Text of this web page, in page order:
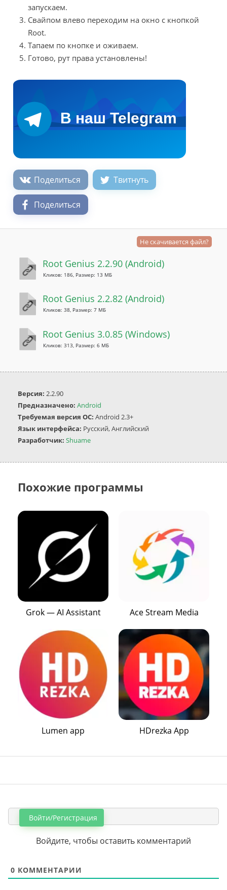
запускаем.
Свайпом влево переходим на окно с кнопкой
Root.
Тапаем по кнопке и оживаем.
Готово, рут права установлены!
Поделиться Твитнуть
Поделиться
Не скачивается файл?
Root Genius 2.2.90 (Android)
Кликов: 186, Размер: 13 МБ
Root Genius 2.2.82 (Android)
Кликов: 38, Размер: 7 МБ
Root Genius 3.0.85 (Windows)
Кликов: 313, Размер: 6 МБ
Версия: 2.2.90
Предназначено: Android
Требуемая версия ОС: Android 2.3+
Язык интерфейса: Русский, Английский
Разработчик: Shuame
Похожие программы
Grok — AI Assistant Ace Stream Media
Lumen app HDrezka App
Войти/Регистрация
Войдите, чтобы оставить комментарий
0 КОММЕНТАРИИ